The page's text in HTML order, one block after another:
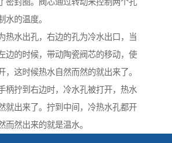
密封圈。阀芯通过转动来控制两个孔
水的温度。
热水出孔，右边的孔为冷水出口，当
边的时候，带动陶瓷阀芯的移动，使
，这时候热水自然而然的就出来了。
柄拧到右边时，冷水孔被打开，热水
就出来了。拧到中间，冷热水孔都开
而然出来的就是温水。